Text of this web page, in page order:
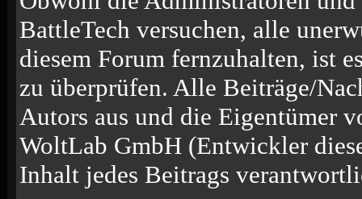
BattleTech versuchen, alle
diesem Forum fernzuhalten, ist
zu überprüfen. Alle Beiträge/
Autors aus und die Eigentümer
WoltLab GmbH (Entwickler
Inhalt jedes Beitrags